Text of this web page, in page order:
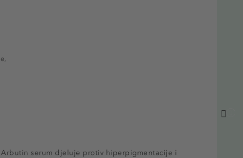
serum djeluje protiv hiperpigmentacije i